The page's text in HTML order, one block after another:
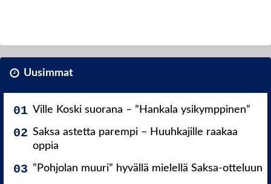
Uusimmat
Ville Koski suorana – ”Hankala ysikymppinen”
Saksa astetta parempi – Huuhkajille raakaa
oppia
”Pohjolan muuri” hyvällä mielellä Saksa-otteluun